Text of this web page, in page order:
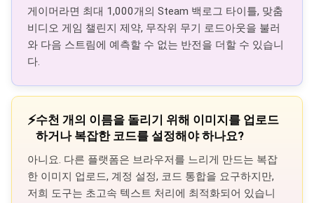
게이머라면 최대 1,000개의 Steam 백로그 타이틀, 맞춤
비디오 게임 챌린지 제약, 무작위 무기 로드아웃을 불러
와 다음 스트림에 예측할 수 없는 반전을 더할 수 있습니
다.
⚡수천 개의 이름을 돌리기 위해 이미지를 업로드
하거나 복잡한 코드를 설정해야 하나요?
아니요. 다른 플랫폼은 브라우저를 느리게 만드는 복잡
한 이미지 업로드, 계정 설정, 코드 통합을 요구하지만,
저희 도구는 초고속 텍스트 처리에 최적화되어 있습니